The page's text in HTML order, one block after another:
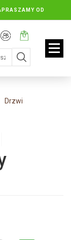
OD
8.30 DO 13.00
Moje
konto
Twój
koszyk:
jest
pusty
Drzwi